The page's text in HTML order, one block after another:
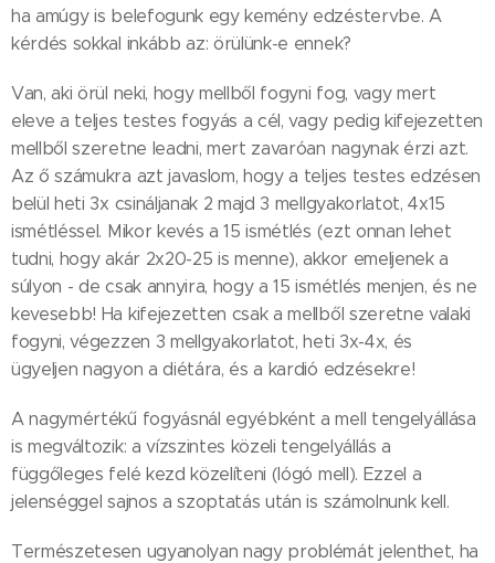
ha amúgy is belefogunk egy kemény edzéstervbe. A
kérdés sokkal inkább az: örülünk-e ennek?
Van, aki örül neki, hogy mellből fogyni fog, vagy mert
eleve a teljes testes fogyás a cél, vagy pedig kifejezetten
mellből szeretne leadni, mert zavaróan nagynak érzi azt.
Az ő számukra azt javaslom, hogy a teljes testes edzésen
belül heti 3x csináljanak 2 majd 3 mellgyakorlatot, 4x15
ismétléssel. Mikor kevés a 15 ismétlés (ezt onnan lehet
tudni, hogy akár 2x20-25 is menne), akkor emeljenek a
súlyon - de csak annyira, hogy a 15 ismétlés menjen, és ne
kevesebb! Ha kifejezetten csak a mellből szeretne valaki
fogyni, végezzen 3 mellgyakorlatot, heti 3x-4x, és
ügyeljen nagyon a diétára, és a kardió edzésekre!
A nagymértékű fogyásnál egyébként a mell tengelyállása
is megváltozik: a vízszintes közeli tengelyállás a
függőleges felé kezd közelíteni (lógó mell). Ezzel a
jelenséggel sajnos a szoptatás után is számolnunk kell.
Természetesen ugyanolyan nagy problémát jelenthet, ha